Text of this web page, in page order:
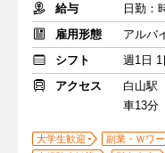
給与
日勤：
雇用形態
アルバ
シフト
週1日
アクセス
白山駅
車13分
大学生歓迎 副業・Ｗワ